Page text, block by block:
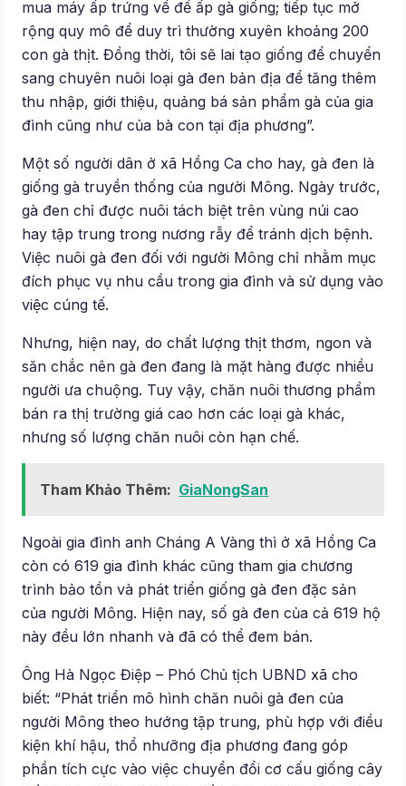
mua máy ấp trứng về để ấp gà giống; tiếp tục mở
rộng quy mô để duy trì thường xuyên khoảng 200
con gà thịt. Đồng thời, tôi sẽ lai tạo giống để chuyển
sang chuyên nuôi loại gà đen bản địa để tăng thêm
thu nhập, giới thiệu, quảng bá sản phẩm gà của gia
đình cũng như của bà con tại địa phương”.
Một số người dân ở xã Hồng Ca cho hay, gà đen là
giống gà truyền thống của người Mông. Ngày trước,
gà đen chỉ được nuôi tách biệt trên vùng núi cao
hay tập trung trong nương rẫy để tránh dịch bệnh.
Việc nuôi gà đen đối với người Mông chỉ nhằm mục
đích phục vụ nhu cầu trong gia đình và sử dụng vào
việc cúng tế.
Nhưng, hiện nay, do chất lượng thịt thơm, ngon và
săn chắc nên gà đen đang là mặt hàng được nhiều
người ưa chuộng. Tuy vậy, chăn nuôi thương phẩm
bán ra thị trường giá cao hơn các loại gà khác,
nhưng số lượng chăn nuôi còn hạn chế.
Tham Khảo Thêm: GiaNongSan
Ngoài gia đình anh Cháng A Vàng thì ở xã Hồng Ca
còn có 619 gia đình khác cũng tham gia chương
trình bảo tồn và phát triển giống gà đen đặc sản
của người Mông. Hiện nay, số gà đen của cả 619 hộ
này đều lớn nhanh và đã có thể đem bán.
Ông Hà Ngọc Điệp – Phó Chủ tịch UBND xã cho
biết: “Phát triển mô hình chăn nuôi gà đen của
người Mông theo hướng tập trung, phù hợp với điều
kiện khí hậu, thổ nhưỡng địa phương đang góp
phần tích cực vào việc chuyển đổi cơ cấu giống cây